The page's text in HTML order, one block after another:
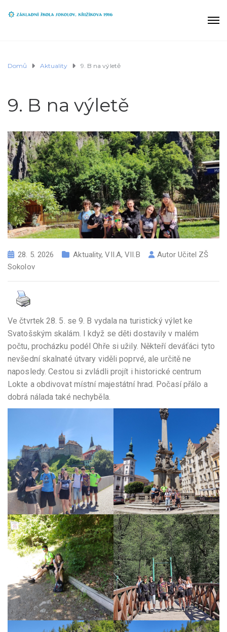
Domů Aktuality 9. B na výletě
9. B na výletě
28. 5. 2026 Aktuality,VII.A,VII.B AutorUčitel ZŠ
Sokolov
Ve čtvrtek 28. 5. se 9. B vydala na turistický výlet ke
Svatošským skalám. I když se děti dostavily v malém
počtu, procházku podél Ohře si užily. Někteří deváťáci tyto
nevšední skalnaté útvary viděli poprvé, ale určitě ne
naposledy. Cestou si zvládli projít i historické centrum
Lokte a obdivovat místní majestátní hrad. Počasí přálo a
dobrá nálada také nechyběla.